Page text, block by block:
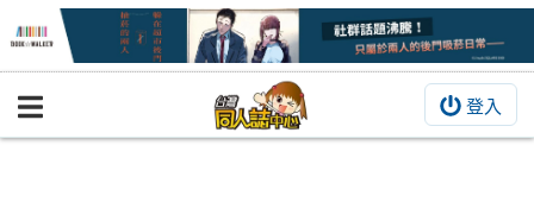
登入
BOOKY書集倉庫